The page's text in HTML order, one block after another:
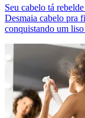
Seu cabelo tá
Desmaia cabelo pra
conquistando um